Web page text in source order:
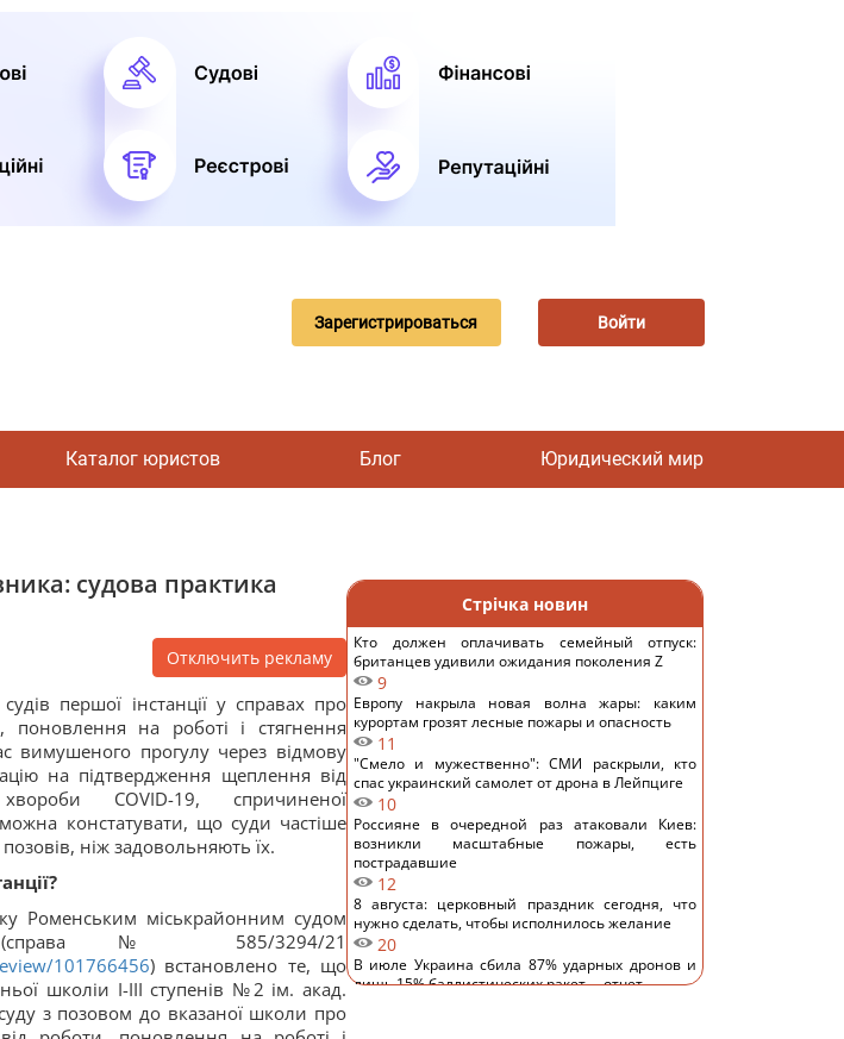
Зарегистрироваться Войти
Каталог юристов Блог Юридический мир
cудова практика
Отключить рекламу
першої інстанції у справах про
поновлення на роботі і стягнення
вимушеного прогулу через відмову
на підтвердження щеплення від
хвороби COVID-19, спричиненої
можна констатувати, що суди частіше
ніж задовольняють їх.
Роменським міськрайонним судом
(справа № 585/3294/21
101766456) встановлено те, що
школіи І-ІІІ ступенів №2 ім. акад.
з позовом до вказаної школи про
Стрічка новин
Кто должен оплачивать семейный отпуск:
британцев удивили ожидания поколения Z
9
Европу накрыла новая волна жары: каким
курортам грозят лесные пожары и опасность
11
"Смело и мужественно": СМИ раскрыли, кто
спас украинский самолет от дрона в Лейпциге
10
Россияне в очередной раз атаковали Киев:
возникли масштабные пожары, есть
пострадавшие
12
8 августа: церковный праздник сегодня, что
нужно сделать, чтобы исполнилось желание
20
В июле Украина сбила 87% ударных дронов и
лишь 15% баллистических ракет, – отчет